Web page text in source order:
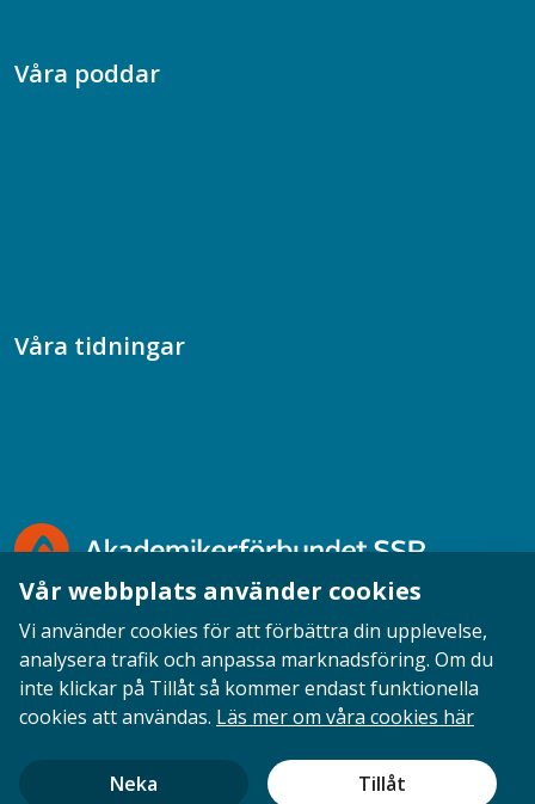
Våra poddar
Våra tidningar
Opinion English Personuppgifter Cookies
Ansvarig utgivare: Cecilia Sandahl
Vår webbplats använder cookies
Vi använder cookies för att förbättra din upplevelse,
analysera trafik och anpassa marknadsföring. Om du
inte klickar på Tillåt så kommer endast funktionella
cookies att användas. Läs mer om våra cookies här
Neka Tillåt